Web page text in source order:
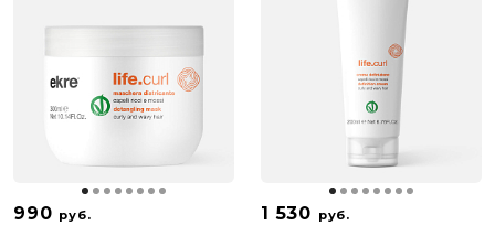
990 руб. 1 530 руб.